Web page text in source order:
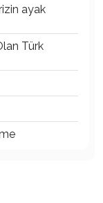
ayak
Türk